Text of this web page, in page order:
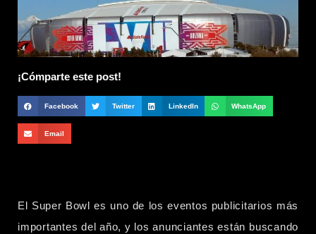
¡Cómparte este post!
Facebook Twitter LinkedIn WhatsApp
Email
El Super Bowl es uno de los eventos publicitarios más
importantes del año, y los anunciantes están buscando